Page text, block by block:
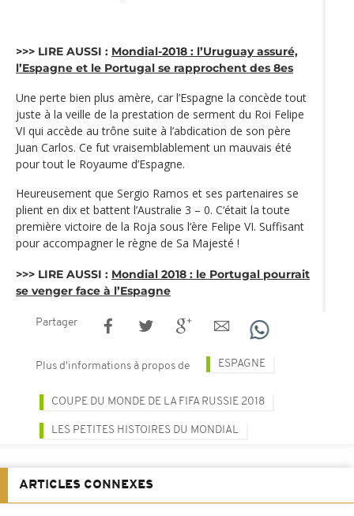
>>> LIRE AUSSI : Mondial-2018 : l’Uruguay assuré,
l’Espagne et le Portugal se rapprochent des 8es
Une perte bien plus amère, car l’Espagne la concède tout
juste à la veille de la prestation de serment du Roi Felipe
VI qui accède au trône suite à l’abdication de son père
Juan Carlos. Ce fut vraisemblablement un mauvais été
pour tout le Royaume d’Espagne.
Heureusement que Sergio Ramos et ses partenaires se
plient en dix et battent l’Australie 3 – 0. C‘était la toute
première victoire de la Roja sous l‘ère Felipe VI. Suffisant
pour accompagner le règne de Sa Majesté !
>>> LIRE AUSSI : Mondial 2018 : le Portugal pourrait
se venger face à l’Espagne
Partager
Plus d'informations à propos de ESPAGNE
COUPE DU MONDE DE LA FIFA RUSSIE 2018
LES PETITES HISTOIRES DU MONDIAL
ARTICLES CONNEXES